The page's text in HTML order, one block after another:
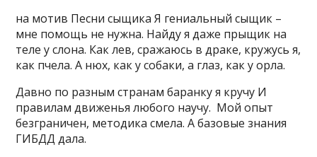
на мотив Песни сыщика Я гениальный сыщик –
мне помощь не нужна. Найду я даже прыщик на
теле у слона. Как лев, сражаюсь в драке, кружусь я,
как пчела. А нюх, как у собаки, а глаз, как у орла.
Давно по разным странам баранку я кручу И
правилам движенья любого научу. Мой опыт
безграничен, методика смела. А базовые знания
ГИБДД дала.